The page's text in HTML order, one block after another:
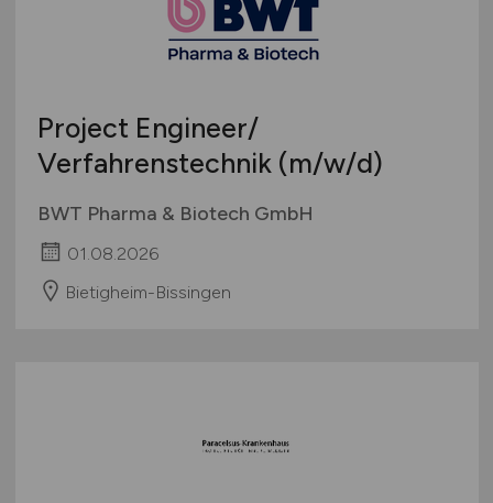
Project Engineer/
Verfahrenstechnik (m/w/d)
BWT Pharma & Biotech GmbH
01.08.2026
Bietigheim-Bissingen